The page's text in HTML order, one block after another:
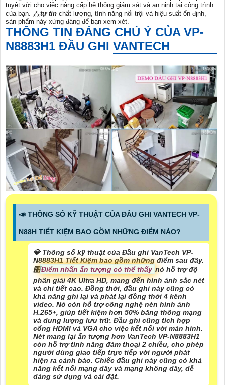
tuyệt vời cho việc nâng cấp hệ thống giám sát và an ninh tại công trình
của bạn. ⁂tự tin chất lượng, tính năng nổi trội và hiệu suất ổn định,
sản phẩm này xứng đáng để bạn xem xét.
THÔNG TIN ĐÁNG CHÚ Ý CỦA VP-
N8883H1 ĐẦU GHI VANTECH
📣 THÔNG SỐ KỸ THUẬT CỦA ĐẦU GHI VANTECH VP-
N88H TIẾT KIỆM BAO GỒM NHỮNG ĐIỂM NÀO?
💎 Thông số kỹ thuật của Đầu ghi VanTech VP-
N8883H1 Tiết Kiệm bao gồm những điểm sau đây.
🎛Điểm nhấn ấn tượng có thể thấy nó hỗ trợ độ
phân giải 4K Ultra HD, mang đến hình ảnh sắc nét
và chi tiết cao. Đồng thời, đầu ghi này cũng có
khả năng ghi lại và phát lại đồng thời 4 kênh
video. Nó còn hỗ trợ công nghệ nén hình ảnh
H.265+, giúp tiết kiệm hơn 50% băng thông mạng
và dung lượng lưu trữ. Đầu ghi cũng tích hợp
cổng HDMI và VGA cho việc kết nối với màn hình.
Nét mang lại ấn tượng hơn VanTech VP-N8883H1
còn hỗ trợ tính năng đàm thoại 2 chiều, cho phép
người dùng giao tiếp trực tiếp với người phát
hiện ra cảnh báo. Chiếc đầu ghi này cũng có khả
năng kết nối mạng dây và mạng không dây, dễ
dàng sử dụng và cài đặt.